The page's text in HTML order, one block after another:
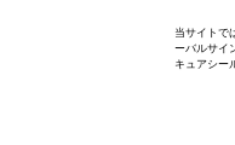
当サイトで
ーバルサイ
キュアシー